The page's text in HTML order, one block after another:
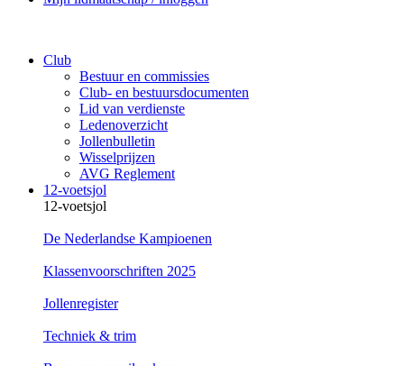
Club
Bestuur en commissies
Club- en bestuursdocumenten
Lid van verdienste
Ledenoverzicht
Jollenbulletin
Wisselprijzen
AVG Reglement
12-voetsjol
12-voetsjol
De Nederlandse Kampioenen
Klassenvoorschriften 2025
Jollenregister
Techniek & trim